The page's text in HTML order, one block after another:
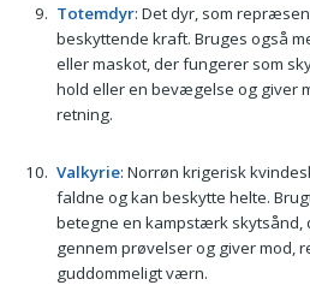
Totemdyr: Det dyr, som
beskyttende kraft. Bruges også
eller maskot, der fungerer som
hold eller en bevægelse og giver
retning.
Valkyrie: Norrøn krigerisk
faldne og kan beskytte helte.
betegne en kampstærk skytsånd,
gennem prøvelser og giver mod,
guddommeligt værn.